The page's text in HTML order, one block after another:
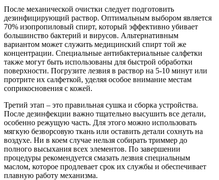
После механической очистки следует подготовить
дезинфицирующий раствор. Оптимальным выбором является
70% изопропиловый спирт, который эффективно убивает
большинство бактерий и вирусов. Альтернативным
вариантом может служить медицинский спирт той же
концентрации. Специальные антибактериальные салфетки
также могут быть использованы для быстрой обработки
поверхности. Погрузите лезвия в раствор на 5-10 минут или
протрите их салфеткой, уделяя особое внимание местам
соприкосновения с кожей.
Третий этап – это правильная сушка и сборка устройства.
После дезинфекции важно тщательно высушить все детали,
особенно режущую часть. Для этого можно использовать
мягкую безворсовую ткань или оставить детали сохнуть на
воздухе. Ни в коем случае нельзя собирать триммер до
полного высыхания всех элементов. По завершении
процедуры рекомендуется смазать лезвия специальным
маслом, которое продлевает срок их службы и обеспечивает
плавную работу механизма.